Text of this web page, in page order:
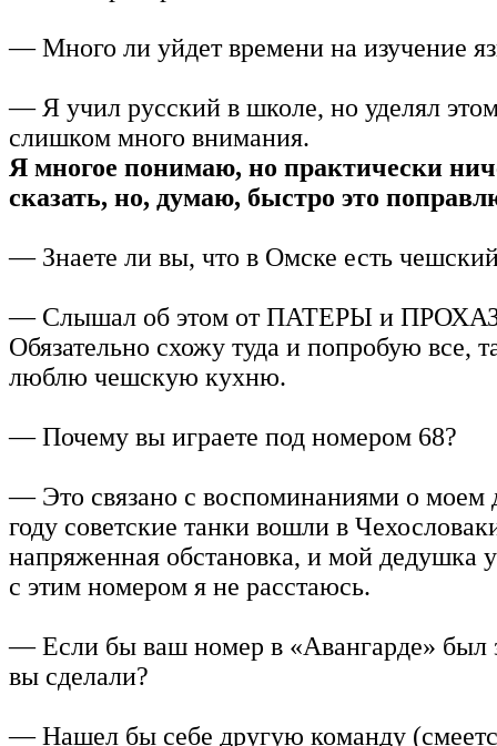
— Много ли уйдет времени на изучение
— Я учил русский в школе, но уделял
слишком много внимания.
Я многое понимаю, но практически
сказать, но, думаю, быстро это
— Знаете ли вы, что в Омске есть
— Слышал об этом от ПАТЕРЫ и
Обязательно схожу туда и попробую все,
люблю чешскую кухню.
— Почему вы играете под номером 68?
— Это связано с воспоминаниями о моем
году советские танки вошли в
напряженная обстановка, и мой дедушка
с этим номером я не расстаюсь.
— Если бы ваш номер в «Авангарде» был
вы сделали?
— Нашел бы себе другую команду